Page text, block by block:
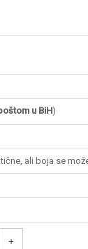
u BiH )
ali boja se
+